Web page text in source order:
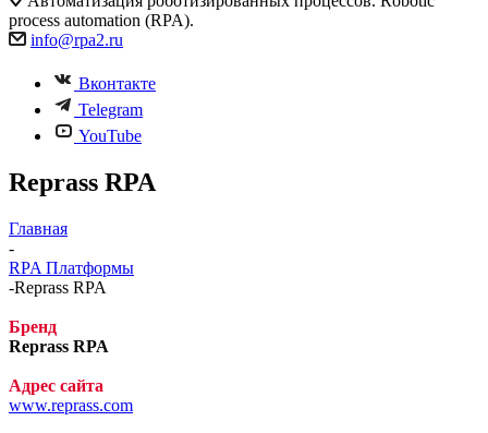
process automation (RPA).
info@rpa2.ru
Вконтакте
Telegram
YouTube
Reprass RPA
Главная
-
RPA Платформы
-Reprass RPA
Бренд
Reprass RPA
Адрес сайта
www.reprass.com